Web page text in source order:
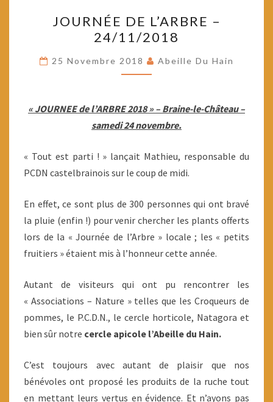
DE
L’ARBRE
–
24/11/2018
JOURNÉE DE L’ARBRE –
24/11/2018
25 Novembre 2018 Abeille Du Hain
« JOURNEE de l’ARBRE 2018 » – Braine-le-Château –
samedi 24 novembre.
« Tout est parti ! » lançait Mathieu, responsable du
PCDN castelbrainois sur le coup de midi.
En effet, ce sont plus de 300 personnes qui ont bravé
la pluie (enfin !) pour venir chercher les plants offerts
lors de la « Journée de l’Arbre » locale ; les « petits
fruitiers » étaient mis à l’honneur cette année.
Autant de visiteurs qui ont pu rencontrer les
« Associations – Nature » telles que les Croqueurs de
pommes, le P.C.D.N., le cercle horticole, Natagora et
bien sûr notre cercle apicole l’Abeille du Hain.
C’est toujours avec autant de plaisir que nos
bénévoles ont proposé les produits de la ruche tout
en mettant leurs vertus en évidence. Et n’ayons pas